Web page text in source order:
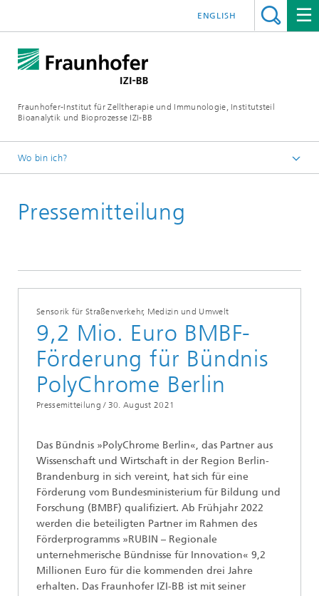
Fraunhofer-Institut für Zelltherapie und Immunologie, Institutsteil
Bioanalytik und Bioprozesse IZI-BB
ENGLISH
Wo bin ich?
Pressemitteilungen
Pressemitteilung
Sensorik für Straßenverkehr, Medizin und Umwelt
9,2 Mio. Euro BMBF-
Förderung für Bündnis
PolyChrome Berlin
Pressemitteilung / 30. August 2021
Das Bündnis »PolyChrome Berlin«, das Partner aus
Wissenschaft und Wirtschaft in der Region Berlin-
Brandenburg in sich vereint, hat sich für eine
Förderung vom Bundesministerium für Bildung und
Forschung (BMBF) qualifiziert. Ab Frühjahr 2022
werden die beteiligten Partner im Rahmen des
Förderprogramms »RUBIN – Regionale
unternehmerische Bündnisse für Innovation« 9,2
Millionen Euro für die kommenden drei Jahre
erhalten. Das Fraunhofer IZI-BB ist mit seiner